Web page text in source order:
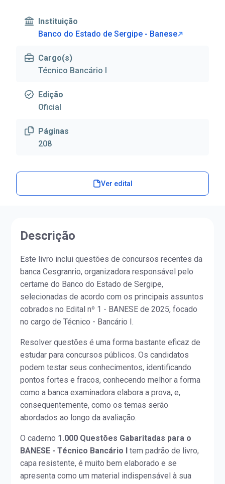
Instituição
Banco do Estado de Sergipe - Banese
Cargo(s)
Técnico Bancário I
Edição
Oficial
Páginas
208
Ver edital
Descrição
Este livro inclui questões de concursos recentes da
banca Cesgranrio, organizadora responsável pelo
certame do Banco do Estado de Sergipe,
selecionadas de acordo com os principais assuntos
cobrados no Edital nº 1 - BANESE de 2025, focado
no cargo de Técnico - Bancário I.
Resolver questões é uma forma bastante eficaz de
estudar para concursos públicos. Os candidatos
podem testar seus conhecimentos, identificando
pontos fortes e fracos, conhecendo melhor a forma
como a banca examinadora elabora a prova, e,
consequentemente, como os temas serão
abordados ao longo da avaliação.
O caderno 1.000 Questões Gabaritadas para o
BANESE - Técnico Bancário I
tem padrão de livro,
capa resistente, é muito bem elaborado e se
apresenta como um material indispensável à sua